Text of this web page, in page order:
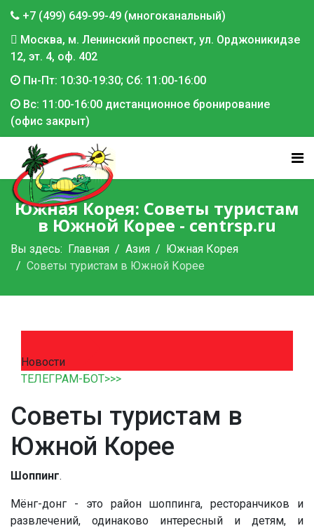
+7 (499) 649-99-49 (многоканальный)
Москва, м. Ленинский проспект, ул. Орджоникидзе
12, эт. 4, оф. 402
Пн-Пт: 10:30-19:30; Сб: 11:00-16:00
Вс: 11:00-16:00 дистанционное бронирование
(офис закрыт)
Южная Корея: Советы туристам
в Южной Корее - centrsp.ru
Вы здесь: Главная Азия
Южная Корея
Советы туристам в Южной Корее
Новости
ТЕЛЕГРАМ-БОТ>>>
Советы туристам в
Южной Корее
Шоппинг.
Мёнг-донг - это район шоппинга, ресторанчиков и
развлечений, одинаково интересный и детям, и